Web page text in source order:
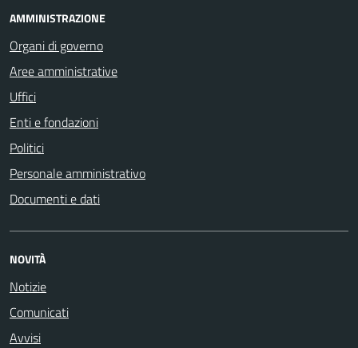
AMMINISTRAZIONE
Organi di governo
Aree amministrative
Uffici
Enti e fondazioni
Politici
Personale amministrativo
Documenti e dati
NOVITÀ
Notizie
Comunicati
Avvisi